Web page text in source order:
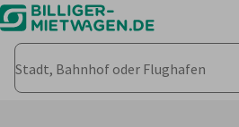
Stadt, Bahnhof oder Flughafen